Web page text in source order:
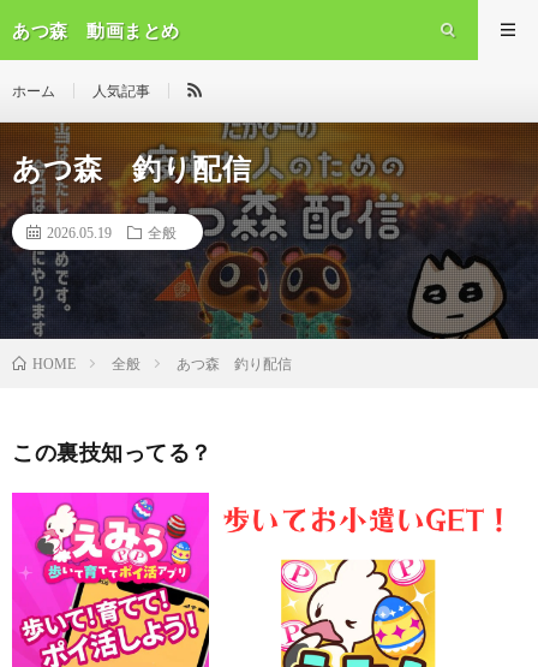
あつ森 動画まとめ
ホーム 人気記事
あつ森 釣り配信
2026.05.19 全般
HOME 全般 あつ森 釣り配信
この裏技知ってる？